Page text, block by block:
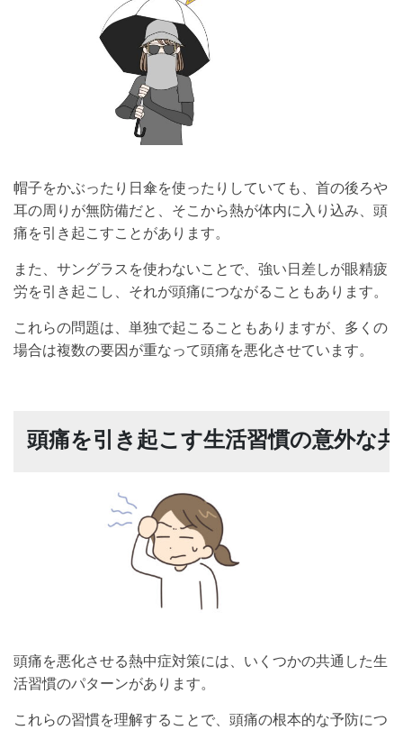
帽子をかぶったり日傘を使ったりしていても、首の後ろや
耳の周りが無防備だと、そこから熱が体内に入り込み、頭
痛を引き起こすことがあります。
また、サングラスを使わないことで、強い日差しが眼精疲
労を引き起こし、それが頭痛につながることもあります。
これらの問題は、単独で起こることもありますが、多くの
場合は複数の要因が重なって頭痛を悪化させています。
頭痛を引き起こす生活習慣の意外な
頭痛を悪化させる熱中症対策には、いくつかの共通した生
活習慣のパターンがあります。
これらの習慣を理解することで、頭痛の根本的な予防につ